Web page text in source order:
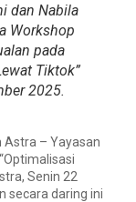
dan Nabila
Workshop
pada
Tiktok”
2025.
– Yayasan
Senin 22
secara daring ini